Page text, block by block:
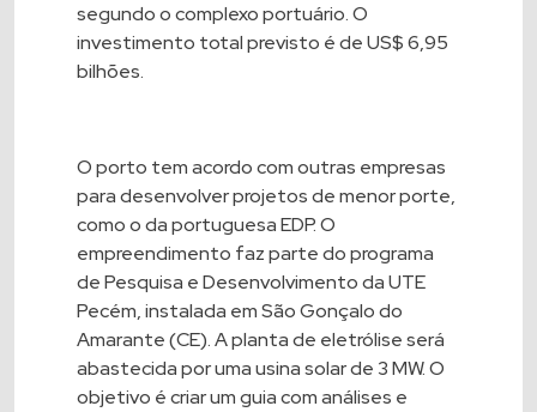
segundo o complexo portuário. O
investimento total previsto é de US$ 6,95
bilhões.
O porto tem acordo com outras empresas
para desenvolver projetos de menor porte,
como o da portuguesaEDP. O
empreendimento faz parte do programa
de Pesquisa e Desenvolvimento da UTE
Pecém, instalada em São Gonçalo do
Amarante (CE). A planta de eletrólise será
abastecida por uma usina solar de 3 MW. O
objetivo é criar um guia com análises e